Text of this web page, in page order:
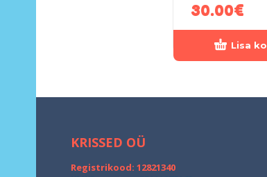
30.00€
Lisa
KRISSED OÜ
Registrikood: 12821340